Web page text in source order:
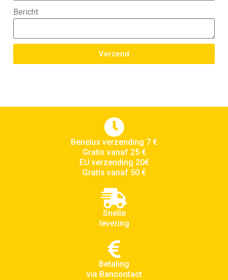
Bericht
Verzend
Benelux verzending 7 €
Gratis vanaf 25 €
EU verzending 20€
Gratis vanaf 50 €
Snelle
levering
Betaling
via Bancontact